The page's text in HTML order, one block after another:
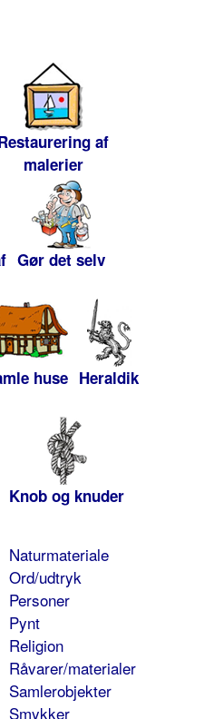
af
malerier
Gør det selv
huse Heraldik
Knob og knuder
Naturmateriale
Ord/udtryk
Personer
Pynt
Religion
Råvarer/materialer
Samlerobjekter
Smykker